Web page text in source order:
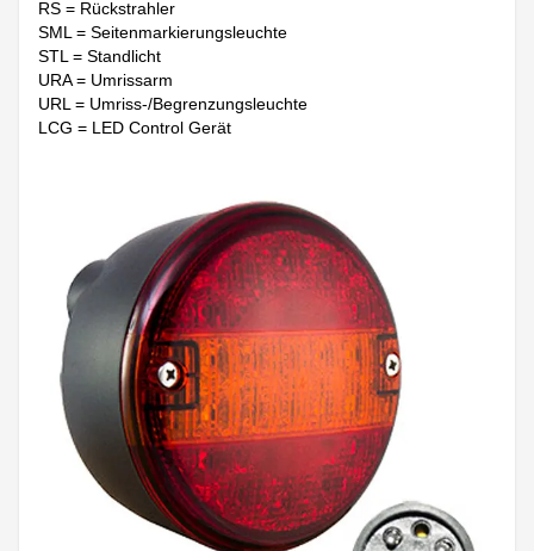
RS = Rückstrahler
SML = Seitenmarkierungsleuchte
STL = Standlicht
URA = Umrissarm
URL = Umriss-/Begrenzungsleuchte
LCG = LED Control Gerät